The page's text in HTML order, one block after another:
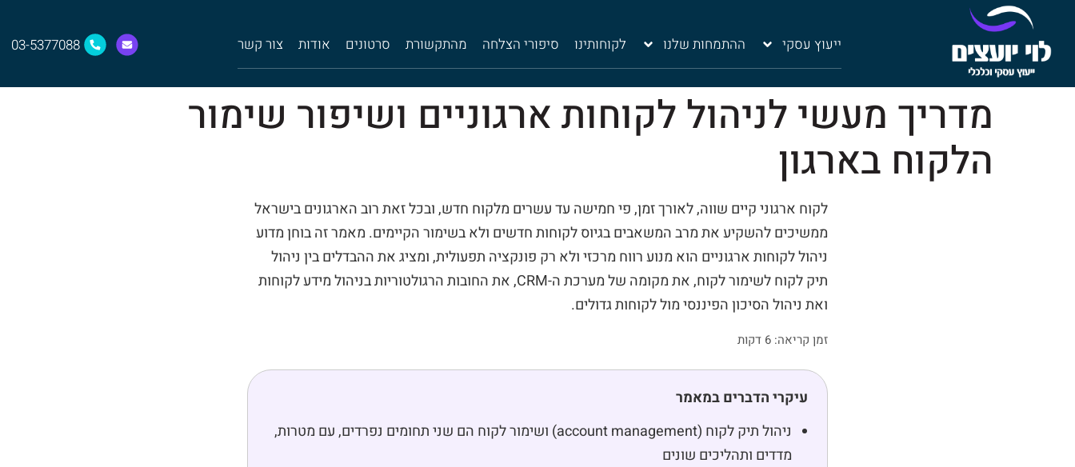
ייעוץ עסקי ההתמחות שלנו לקוחותינו סיפורי הצלחה מהתקשורת סרטונים אודות צור קשר 03-5377088
מדריך מעשי לניהול לקוחות ארגוניים ושיפור שימור
הלקוח בארגון
לקוח ארגוני קיים שווה, לאורך זמן, פי חמישה עד עשרים מלקוח חדש, ובכל זאת רוב הארגונים בישראל
ממשיכים להשקיע את מרב המשאבים בגיוס לקוחות חדשים ולא בשימור הקיימים. מאמר זה בוחן מדוע
ניהול לקוחות ארגוניים הוא מנוע רווח מרכזי ולא רק פונקציה תפעולית, ומציג את ההבדלים בין ניהול
תיק לקוח לשימור לקוח, את מקומה של מערכת ה-CRM, את החובות הרגולטוריות בניהול מידע לקוחות
ואת ניהול הסיכון הפיננסי מול לקוחות גדולים.
זמן קריאה: 6 דקות
עיקרי הדברים במאמר
ניהול תיק לקוח (account management) ושימור לקוח הם שני תחומים נפרדים, עם מטרות,
מדדים ותהליכים שונים